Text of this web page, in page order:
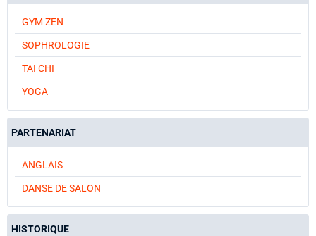
GYM ZEN
SOPHROLOGIE
TAI CHI
YOGA
PARTENARIAT
ANGLAIS
DANSE DE SALON
HISTORIQUE